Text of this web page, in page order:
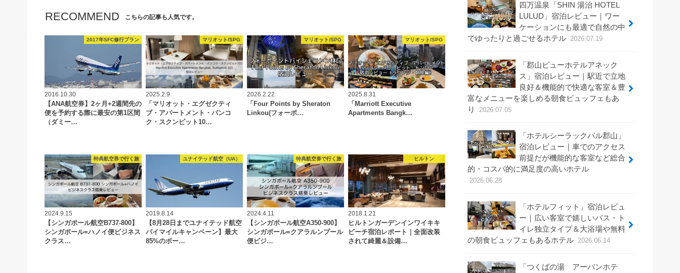
RECOMMEND こちらの記事も人気です。
2017年SFC修行プラン
2016.10.30
【ANA航空券】2ヶ月+2週間先の
便を予約する際に最安の第1区間
（ダミー…
マリオット/SPG
2025.2.9
「マリオット・エグゼクティ
ブ・アパートメント・バンコ
ク・スクンビット10…
マリオット/SPG
2026.2.22
「Four Points by Sheraton
Linkou(フォーポ…
マリオット/SPG
2025.8.31
「Marriott Executive
Apartments Bangk…
特典航空券で行く旅
2024.9.15
【シンガポール航空B737-800】
シンガポール=ハノイ便ビジネス
クラス…
ユナイテッド航空（UA）
2019.8.14
【8月28日までユナイテッド航空
バイマイルキャンペーン】最大
85%のボー…
特典航空券で行く旅
2024.4.11
【シンガポール航空A350-900】
シンガポール=クアラルンプール
便ビジ…
ヒルトン
2018.1.21
ヒルトンガーデンインワイキキ
ビーチ宿泊レポート｜全面改装
されて綺麗＆設備…
四万温泉「SHIN 湯治 HOTEL
LULUD」宿泊レビュー｜ワー
ケーションにも最適で自然の中
でゆったりと過ごせるホテル 2026.07.19
「郡山ビューホテルアネック
ス」宿泊レビュー｜駅近で立地
良好＆機能的で快適な客室＆豊
富なメニューを楽しめる朝食ビュッフェもあ
り
2026.07.05
「ホテルシーラックパル郡山」
宿泊レビュー｜車でのアクセス
前提だが機能的な客室など総合
的・コスパ的に満足度の高いホテル
2026.06.28
「ホテルフィット」宿泊レビュ
ー｜広い客室で嬉しいバス・ト
イレ独立タイプ＆大浴場や無料
の朝食ビュッフェもあるホテル 2026.06.14
「つくばの湯 アーバンホテ